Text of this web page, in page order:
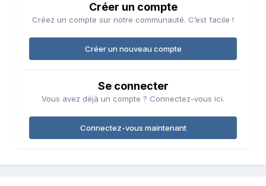
Créer un compte
Créez un compte sur notre communauté. C’est facile !
Créer un nouveau compte
Se connecter
Vous avez déjà un compte ? Connectez-vous ici.
Connectez-vous maintenant